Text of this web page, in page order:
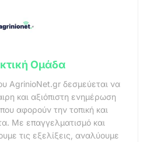
Ομάδα
AgrinioNet.gr δεσμεύεται να
και αξιόπιστη ενημέρωση
αφορούν την τοπική και
Με επαγγελματισμό και
τις εξελίξεις, αναλύουμε